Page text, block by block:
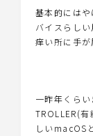
基本的には
バイスらし
痒い所に手が
一昨年くら
TROLLER(
しいmacOS